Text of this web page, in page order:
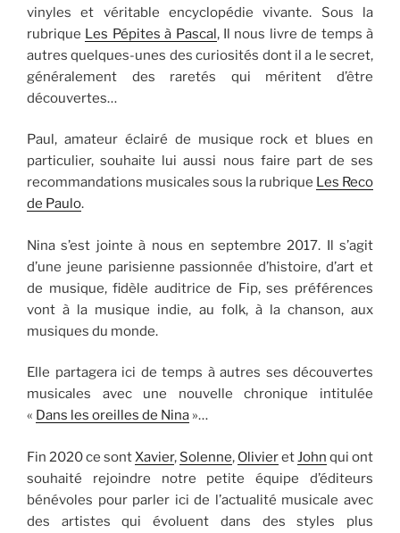
vinyles et véritable encyclopédie vivante. Sous la
rubrique Les Pépites à Pascal, Il nous livre de temps à
autres quelques-unes des curiosités dont il a le secret,
généralement des raretés qui méritent d’être
découvertes…
Paul, amateur éclairé de musique rock et blues en
particulier, souhaite lui aussi nous faire part de ses
recommandations musicales sous la rubrique Les Reco
de Paulo.
Nina s’est jointe à nous en septembre 2017. Il s’agit
d’une jeune parisienne passionnée d’histoire, d’art et
de musique, fidèle auditrice de Fip, ses préférences
vont à la musique indie, au folk, à la chanson, aux
musiques du monde.
Elle partagera ici de temps à autres ses découvertes
musicales avec une nouvelle chronique intitulée
« Dans les oreilles de Nina »…
Fin 2020 ce sontXavier, Solenne, OlivieretJohn qui ont
souhaité rejoindre notre petite équipe d’éditeurs
bénévoles pour parler ici de l’actualité musicale avec
des artistes qui évoluent dans des styles plus